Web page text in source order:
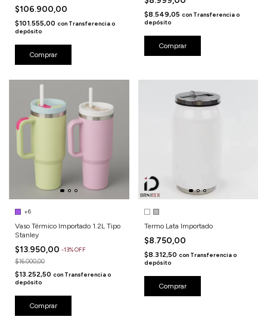
$106.900,00
$101.555,00 con Transferencia o
depósito
Comprar
$8.549,05 con Transferencia o
depósito
Comprar
+6
Vaso Térmico Importado 1.2L Tipo
Stanley
$13.950,00 -13%OFF
$16.000,00
$13.252,50 con Transferencia o
depósito
Comprar
Termo Lata Importado
$8.750,00
$8.312,50 con Transferencia o
depósito
Comprar